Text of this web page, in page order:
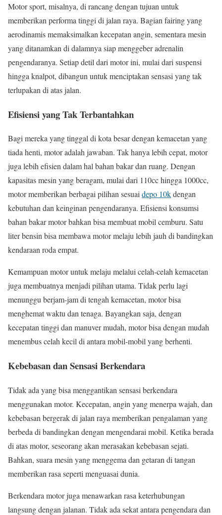
Motor sport, misalnya, di rancang dengan tujuan untuk
memberikan performa tinggi di jalan raya. Bagian fairing yang
aerodinamis memaksimalkan kecepatan angin, sementara mesin
yang ditanamkan di dalamnya siap menggeber adrenalin
pengendaranya. Setiap detil dari motor ini, mulai dari suspensi
hingga knalpot, dibangun untuk menciptakan sensasi yang tak
terlupakan di atas jalan.
Efisiensi yang Tak Terbantahkan
Bagi mereka yang tinggal di kota besar dengan kemacetan yang
tiada henti, motor adalah jawaban. Tak hanya lebih cepat, motor
juga lebih efisien dalam hal bahan bakar dan ruang. Dengan
kapasitas mesin yang beragam, mulai dari 110cc hingga 1000cc,
motor memberikan berbagai pilihan sesuaidepo 10kdengan
kebutuhan dan keinginan pengendaranya. Efisiensi konsumsi
bahan bakar motor bahkan bisa membuat mobil cemburu. Satu
liter bensin bisa membawa motor melaju lebih jauh di bandingkan
kendaraan roda empat.
Kemampuan motor untuk melaju melalui celah-celah kemacetan
juga membuatnya menjadi pilihan utama. Tidak perlu lagi
menunggu berjam-jam di tengah kemacetan, motor bisa
menghemat waktu dan tenaga. Bayangkan saja, dengan
kecepatan tinggi dan manuver mudah, motor bisa dengan mudah
menembus celah kecil di antara mobil-mobil yang berhenti.
Kebebasan dan Sensasi Berkendara
Tidak ada yang bisa menggantikan sensasi berkendara
menggunakan motor. Kecepatan, angin yang menerpa wajah, dan
kebebasan bergerak di jalan raya memberikan pengalaman yang
berbeda di bandingkan dengan mengendarai mobil. Ketika berada
di atas motor, seseorang akan merasakan kebebasan sejati.
Bahkan, suara mesin yang menggema dan getaran di tangan
memberikan rasa seperti menguasai dunia.
Berkendara motor juga menawarkan rasa keterhubungan
langsung dengan jalanan. Tidak ada sekat antara pengendara dan